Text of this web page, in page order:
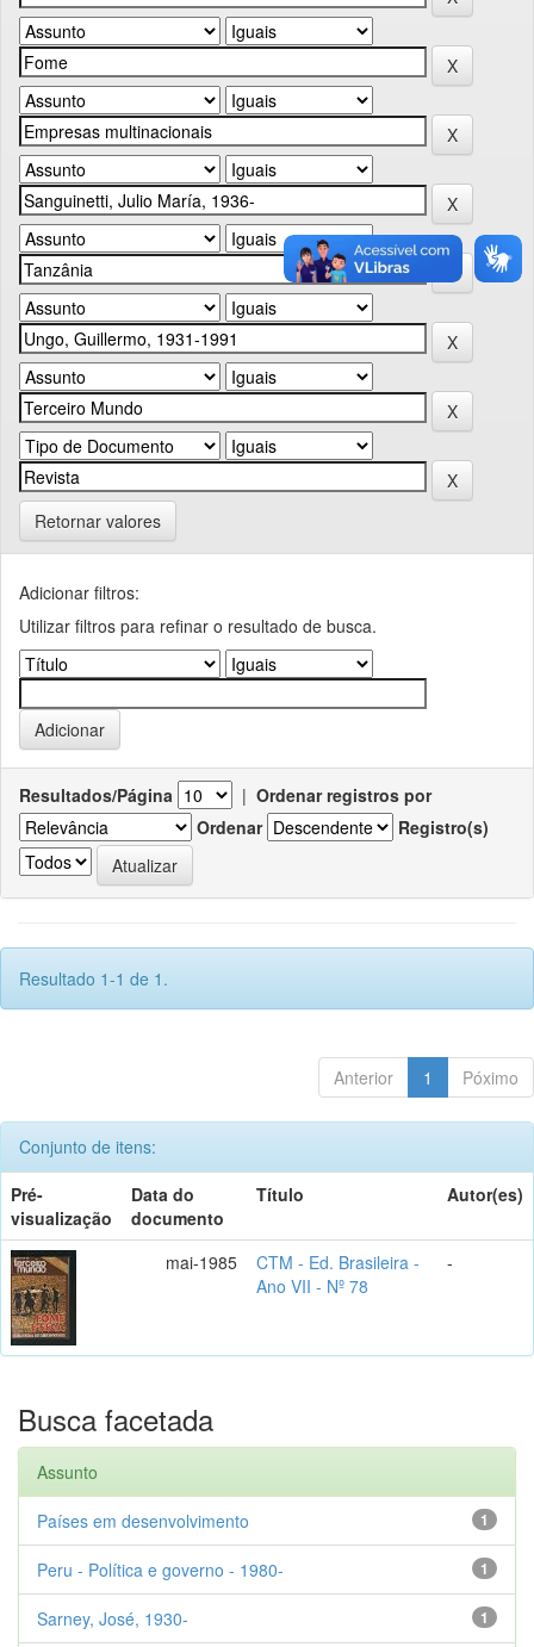
Retornar valores
Adicionar filtros:
Utilizar filtros para refinar o resultado de busca.
Resultados/Página | Ordenar registros por
Ordenar
Registro(s)
Resultado 1-1 de 1.
Anterior 1 Póximo
Conjunto de itens:
Pré-
visualização
Data do
documento
Título Autor(es)
mai-1985
CTM - Ed. Brasileira -
Ano VII - Nº 78
-
Busca facetada
Assunto
1
Países em desenvolvimento
1
Peru - Política e governo - 1980-
1
Sarney, José, 1930-